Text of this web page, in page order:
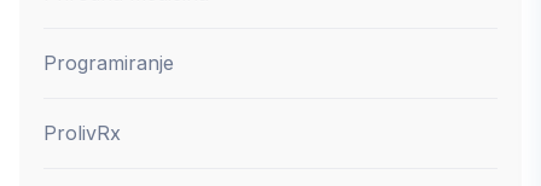
Programiranje
ProlivRx